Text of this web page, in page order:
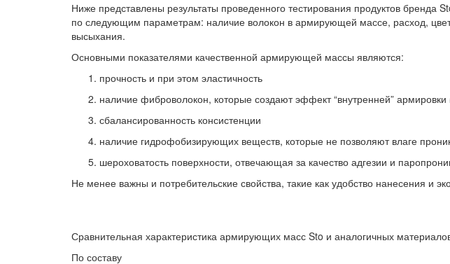
Ниже представлены результаты проведенного тестирования продуктов
по следующим параметрам: наличие волокон в армирующей массе, расход,
высыхания.
Основными показателями качественной армирующей массы являются:
прочность и при этом эластичность
наличие фиброволокон, которые создают эффект “внутренней”
сбалансированность консистенции
наличие гидрофобизирующих веществ, которые не позволяют влаге
шероховатость поверхности, отвечающая за качество адгезии и
Не менее важны и потребительские свойства, такие как удобство нанесения и
Сравнительная характеристика армирующих масс Sto и аналогичных
По составу